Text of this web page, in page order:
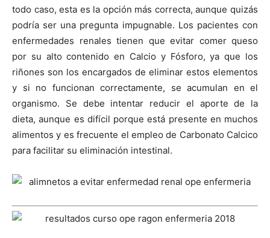
todo caso, esta es la opción más correcta, aunque quizás
podría ser una pregunta impugnable. Los pacientes con
enfermedades renales tienen que evitar comer queso
por su alto contenido en Calcio y Fósforo, ya que los
riñones son los encargados de eliminar estos elementos
y si no funcionan correctamente, se acumulan en el
organismo. Se debe intentar reducir el aporte de la
dieta, aunque es difícil porque está presente en muchos
alimentos y es frecuente el empleo de Carbonato Calcico
para facilitar su eliminación intestinal.